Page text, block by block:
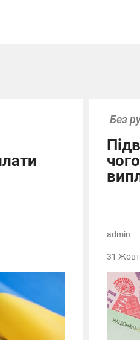
Без
admin
31